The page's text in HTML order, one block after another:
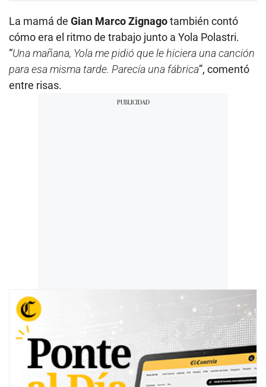
La mamá de Gian Marco Zignagotambién contó
cómo era el ritmo de trabajo junto a Yola Polastri.
“Una mañana, Yola me pidió que le hiciera una canción
para esa misma tarde. Parecía una fábrica”, comentó
entre risas.